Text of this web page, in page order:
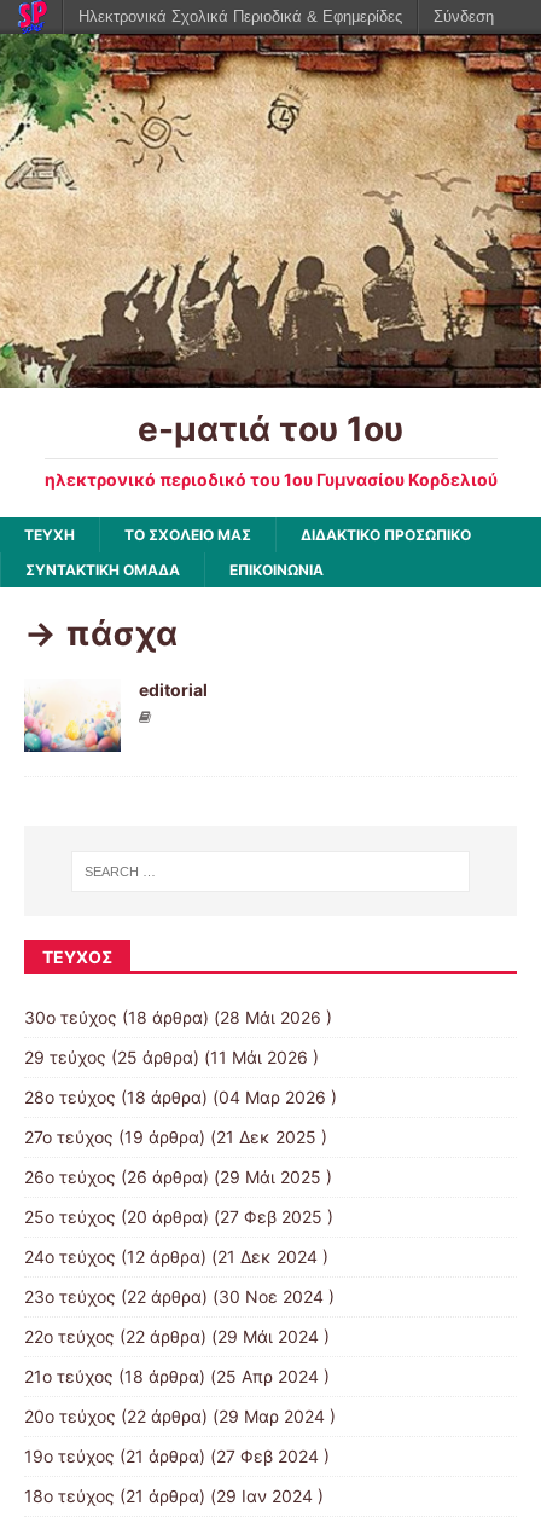
e-ματιά του 1ου
ηλεκτρονικό περιοδικό του 1ου Γυμνασίου Κορδελιού
ΤΕΥΧΗ ΤΟ ΣΧΟΛΕΙΟ ΜΑΣ
ΔΙΔΑΚΤΙΚΟ ΠΡΟΣΩΠΙΚΟ
ΣΥΝΤΑΚΤΙΚΗ ΟΜΑΔΑ
ΕΠΙΚΟΙΝΩΝΙΑ
-> πάσχα
editorial
ΤΕΎΧΟΣ
30ο τεύχος (18 άρθρα) (28 Μάι 2026 )
29 τεύχος (25 άρθρα) (11 Μάι 2026 )
28ο τεύχος (18 άρθρα) (04 Μαρ 2026 )
27ο τεύχος (19 άρθρα) (21 Δεκ 2025 )
26ο τεύχος (26 άρθρα) (29 Μάι 2025 )
25ο τεύχος (20 άρθρα) (27 Φεβ 2025 )
24ο τεύχος (12 άρθρα) (21 Δεκ 2024 )
23ο τεύχος (22 άρθρα) (30 Νοε 2024 )
22ο τεύχος (22 άρθρα) (29 Μάι 2024 )
21o τεύχος (18 άρθρα) (25 Απρ 2024 )
20ο τεύχος (22 άρθρα) (29 Μαρ 2024 )
19ο τεύχος (21 άρθρα) (27 Φεβ 2024 )
18ο τεύχος (21 άρθρα) (29 Ιαν 2024 )
Ηλεκτρονικά Σχολικά Περιοδικά & Εφημερίδες Σύνδεση